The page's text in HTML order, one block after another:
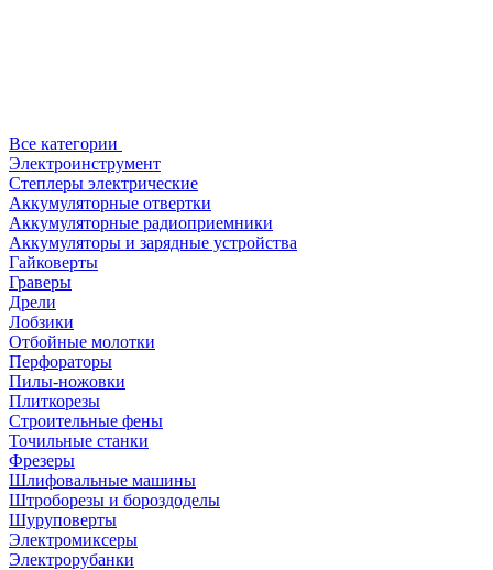
Все категории
Электроинструмент
Степлеры электрические
Аккумуляторные отвертки
Аккумуляторные радиоприемники
Аккумуляторы и зарядные устройства
Гайковерты
Граверы
Дрели
Лобзики
Отбойные молотки
Перфораторы
Пилы-ножовки
Плиткорезы
Строительные фены
Точильные станки
Фрезеры
Шлифовальные машины
Штроборезы и бороздоделы
Шуруповерты
Электромиксеры
Электрорубанки